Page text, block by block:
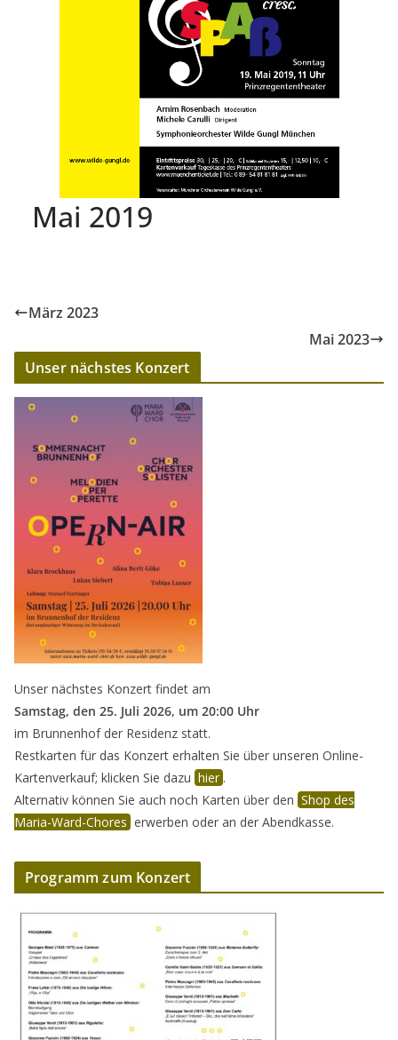
Mai 2019
März 2023
Mai 2023
Unser nächstes Konzert
Unser nächstes Konzert findet am
Samstag, den 25. Juli 2026, um 20:00 Uhr
im Brunnenhof der Residenz statt.
Restkarten für das Konzert erhalten Sie über unseren Online-
Kartenverkauf; klicken Sie dazu hier .
Alternativ können Sie auch noch Karten über den Shop des
Maria-Ward-Chores erwerben oder an der Abendkasse.
Programm zum Konzert